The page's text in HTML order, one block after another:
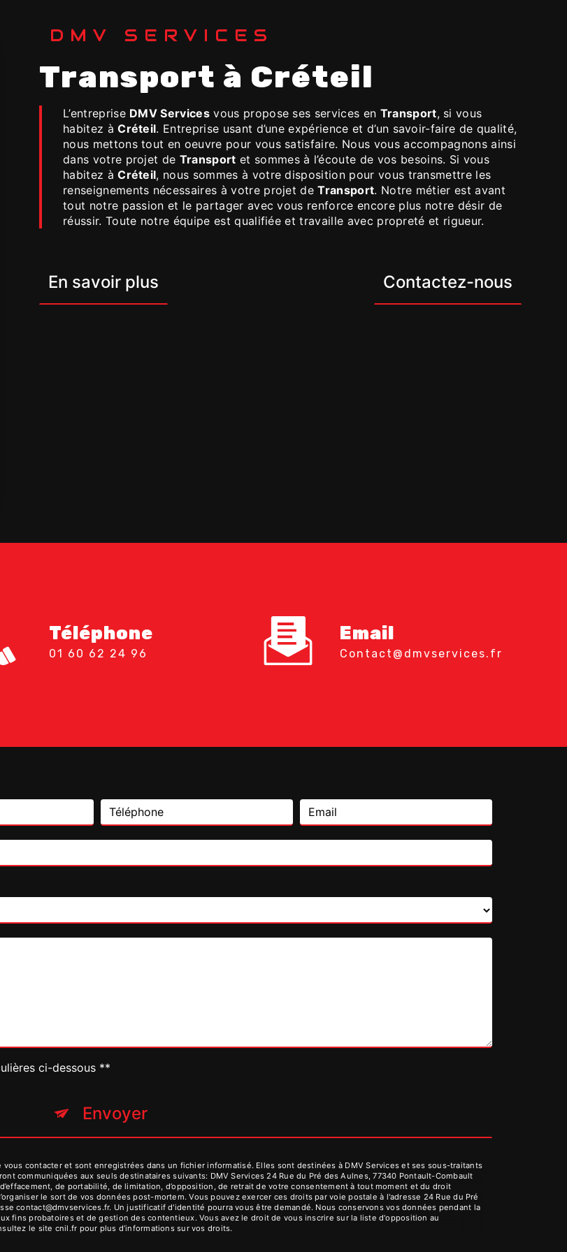
DMV SERVICES
Transport à Créteil
L’entreprise DMV Services vous propose ses services en Transport, si vous
habitez àCréteil. Entreprise usant d’une expérience et d’un savoir-faire de qualité,
nous mettons tout en oeuvre pour vous satisfaire. Nous vous accompagnons ainsi
dans votre projet de Transport et sommes à l’écoute de vos besoins. Si vous
habitez àCréteil, nous sommes à votre disposition pour vous transmettre les
renseignements nécessaires à votre projet deTransport. Notre métier est avant
tout notre passion et le partager avec vous renforce encore plus notre désir de
réussir. Toute notre équipe est qualifiée et travaille avec propreté et rigueur.
En savoir plus Contactez-nous
Téléphone
01 60 62 24 96
Email
contact@dmvservices.fr
ci-dessous **
Envoyer
contacter et sont enregistrées dans un fichier informatisé. Elles sont destinées à DMV Services et ses sous-traitants
communiquées aux seuls destinataires suivants: DMV Services 24 Rue du Pré des Aulnes, 77340 Pontault-Combault
de portabilité, de limitation, d’opposition, de retrait de votre consentement à tout moment et du droit
le sort de vos données post-mortem. Vous pouvez exercer ces droits par voie postale à l'adresse 24 Rue du Pré
contact@dmvservices.fr. Un justificatif d'identité pourra vous être demandé. Nous conservons vos données pendant la
fins probatoires et de gestion des contentieux. Vous avez le droit de vous inscrire sur la liste d'opposition au
le site cnil.fr pour plus d’informations sur vos droits.